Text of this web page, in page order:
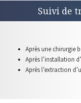
Suivi de
Après une chirurgie
Après l’installation
Après l’extraction